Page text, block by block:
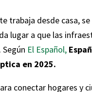
trabaja desde casa,
lugar a que las
El Español,
en 2025.
conectar hogares y